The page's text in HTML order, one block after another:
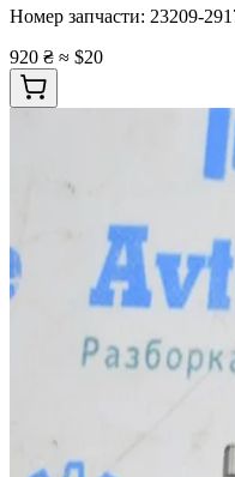
Номер запчасти: 23209-
920 ₴ ≈ $20